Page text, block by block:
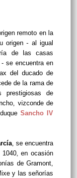
remoto en la
origen - al igual
de las casas
se encuentra en
del ducado de
de la rama de
de
vizconde de
Sancho IV
, se encuentra
en ocasión
de Gramont,
y las señorías